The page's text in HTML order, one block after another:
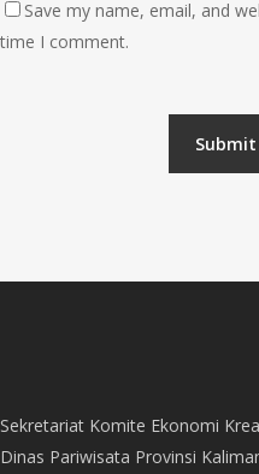
Save my name, email, and
time I comment.
Sekretariat Komite Ekonomi
Dinas Pariwisata Provinsi